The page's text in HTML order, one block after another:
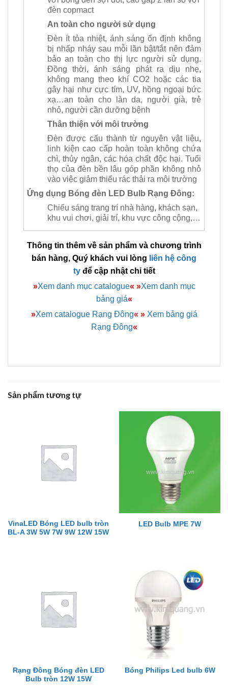
đèn copmact
An toàn cho người sử dụng
Đèn ít tỏa nhiệt, ánh sáng ổn định không
bị nhấp nháy sau mỗi lần bật/tắt nên đảm
bảo an toàn cho thị lực người sử dụng.
Đồng thời, ánh sáng phát ra dịu nhẹ,
không mang theo khí CO2 hoặc các tia
gây hại như cực tím, UV, hồng ngoại bức
xạ…an toàn cho làn da, người già, trẻ
nhỏ, người cần dưỡng bệnh
Thân thiện với môi trường
Đèn được cấu thành từ nguyên vật liệu,
linh kiện cao cấp hoàn toàn không chứa
chì, thủy ngân, các hóa chất độc hại. Tuổi
thọ của đèn bền lâu góp phần không nhỏ
vào việc giảm thiểu rác thải ra môi trường
Ứng dụng Bóng đèn LED Bulb Rạng Đông:
Chiếu sáng trang trí nhà hàng, khách sạn,
khu vui chơi, giải trí, khu vực công cộng,…
Thông tin thêm về sản phẩm và chương trình
bán hàng, Quý khách vui lòng liên hệ công
tyđể cập nhật chi tiết
»Xem danh mục catalogue« »Xem danh mục
bảng giá«
»Xem catalogue Rạng Đông« »Xem bảng giá
Rạng Đông«
Sản phẩm tương tự
VinaLED Bóng LED bulb tròn
BL-A 3W 5W 7W 9W 12W 15W
LED Bulb MPE 7W
Rạng Đông Bóng đèn LED
Bulb tròn 12W 15W
Bóng Philips Led bulb 6W